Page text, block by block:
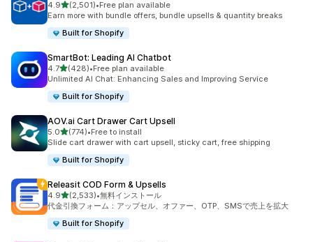
4.95つ星中
(2,501)
合計レビュー数：2501件
•Free plan available
Earn more with bundle offers, bundle upsells & quantity breaks
Built for Shopify
SmartBot: Leading AI Chatbot
4.75つ星中
(428)
合計レビュー数：428件
•Free plan available
Unlimited AI Chat: Enhancing Sales and Improving Service
Built for Shopify
AOV.ai Cart Drawer Cart Upsell
5.05つ星中
(774)
合計レビュー数：774件
•Free to install
Slide cart drawer with cart upsell, sticky cart, free shipping
Built for Shopify
Releasit COD Form & Upsells
4.95つ星中
(2,533)
合計レビュー数：2533件
•無料インストール
代金引換フォーム：アップセル、オファー、OTP、SMSで売上を拡大
Built for Shopify